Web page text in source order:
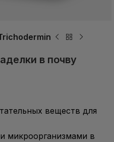
в почву
веществ для
микроорганизмами в